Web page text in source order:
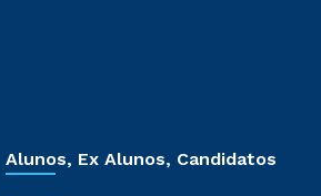
Alunos, Ex Alunos, Candidatos